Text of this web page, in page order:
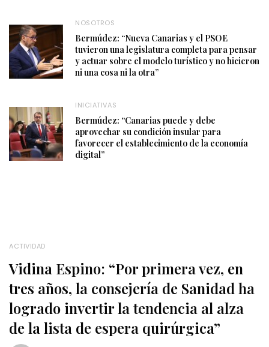
NOSOTROS
Bermúdez: “Nueva Canarias y el PSOE
tuvieron una legislatura completa para pensar
y actuar sobre el modelo turístico y no hicieron
ni una cosa ni la otra”
INICIATIVAS
Bermúdez: “Canarias puede y debe
aprovechar su condición insular para
favorecer el establecimiento de la economía
digital”
ACTIVIDAD
Vidina Espino: “Por primera vez, en
tres años, la consejería de Sanidad ha
logrado invertir la tendencia al alza
de la lista de espera quirúrgica”